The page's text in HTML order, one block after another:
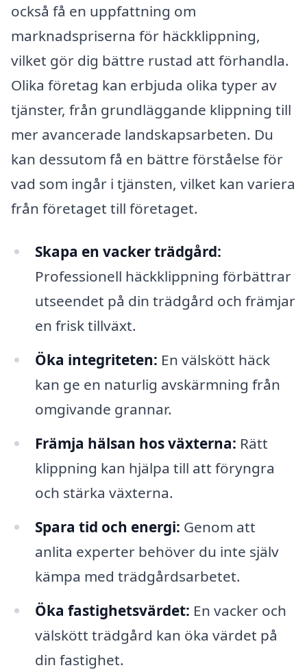
också få en uppfattning om
marknadspriserna för häckklippning,
vilket gör dig bättre rustad att förhandla.
Olika företag kan erbjuda olika typer av
tjänster, från grundläggande klippning till
mer avancerade landskapsarbeten. Du
kan dessutom få en bättre förståelse för
vad som ingår i tjänsten, vilket kan variera
från företaget till företaget.
Skapa en vacker trädgård:
Professionell häckklippning förbättrar
utseendet på din trädgård och främjar
en frisk tillväxt.
Öka integriteten: En välskött häck
kan ge en naturlig avskärmning från
omgivande grannar.
Främja hälsan hos växterna: Rätt
klippning kan hjälpa till att föryngra
och stärka växterna.
Spara tid och energi: Genom att
anlita experter behöver du inte själv
kämpa med trädgårdsarbetet.
Öka fastighetsvärdet: En vacker och
välskött trädgård kan öka värdet på
din fastighet.